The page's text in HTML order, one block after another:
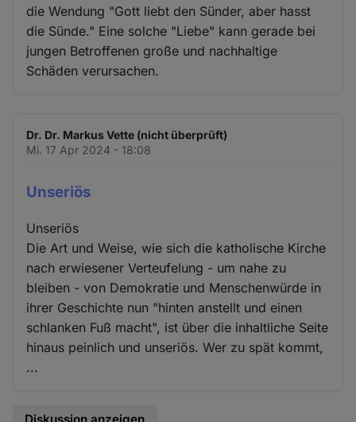
die Wendung "Gott liebt den Sünder, aber hasst
die Sünde." Eine solche "Liebe" kann gerade bei
jungen Betroffenen große und nachhaltige
Schäden verursachen.
Dr. Dr. Markus Vette (nicht überprüft)
Mi. 17 Apr 2024 - 18:08
Unseriös
Unseriös
Die Art und Weise, wie sich die katholische Kirche
nach erwiesener Verteufelung - um nahe zu
bleiben - von Demokratie und Menschenwürde in
ihrer Geschichte nun "hinten anstellt und einen
schlanken Fuß macht", ist über die inhaltliche Seite
hinaus peinlich und unseriös. Wer zu spät kommt,
...
Diskussion anzeigen